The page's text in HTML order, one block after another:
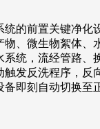
的前置关键净
、微生物絮体
统，流经管路
发反洗程序，
即刻自动切换